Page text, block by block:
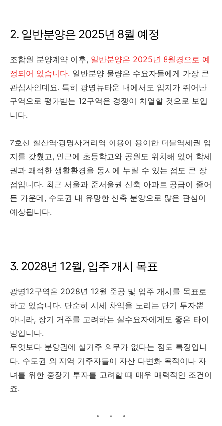
2. 일반분양은 2025년 8월 예정
조합원 분양계약 이후, 일반분양은 2025년 8월경으로 예
정되어 있습니다. 일반분양 물량은 수요자들에게 가장 큰
관심사인데요. 특히 광명뉴타운 내에서도 입지가 뛰어난
구역으로 평가받는 12구역은 경쟁이 치열할 것으로 보입
니다.
7호선 철산역·광명사거리역 이용이 용이한 더블역세권 입
지를 갖췄고, 인근에 초등학교와 공원도 위치해 있어 학세
권과 쾌적한 생활환경을 동시에 누릴 수 있는 점도 큰 장
점입니다. 최근 서울과 준서울권 신축 아파트 공급이 줄어
든 가운데, 수도권 내 유망한 신축 분양으로 많은 관심이
예상됩니다.
3. 2028년 12월, 입주 개시 목표
광명12구역은 2028년 12월 준공 및 입주 개시를 목표로
하고 있습니다. 단순히 시세 차익을 노리는 단기 투자뿐
아니라, 장기 거주를 고려하는 실수요자에게도 좋은 타이
밍입니다.
무엇보다 분양권에 실거주 의무가 없다는 점도 특징입니
다. 수도권 외 지역 거주자들이 자산 다변화 목적이나 자
녀를 위한 중장기 투자를 고려할 때 매우 매력적인 조건이
죠.